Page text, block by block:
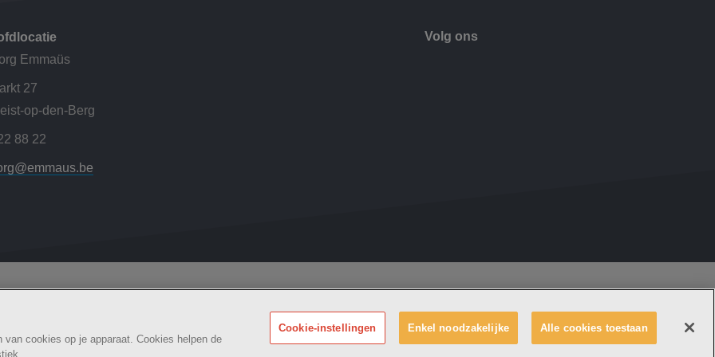
Emmaüs
27
op-den-Berg
88 22
Volg ons
Maatschappelijke zetel Edgard Tinellaan 1c, 2800 Mechelen
BE 0411 515 075, RPR Antwerpen (Mechelen)
van cookies op je apparaat. Cookies helpen de
Cookie-instellingen Enkel noodzakelijke Alle cookies toestaan